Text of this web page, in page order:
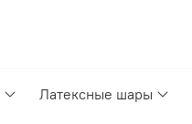
Латексные шары